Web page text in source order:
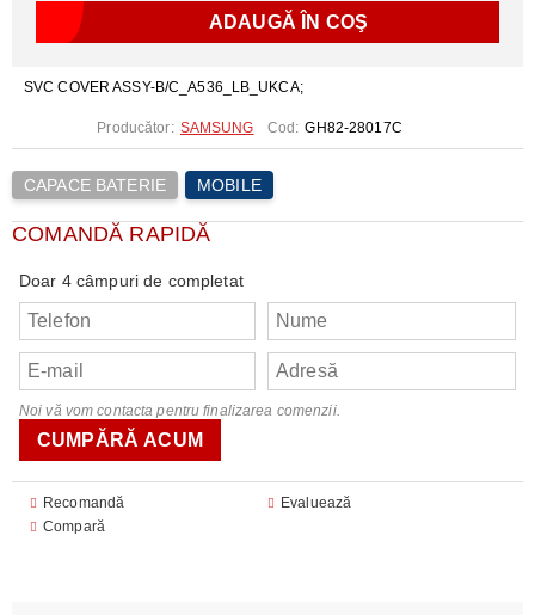
SVC COVER ASSY-B/C_A536_LB_UKCA;
Producător: SAMSUNG Cod: GH82-28017C
CAPACE BATERIE MOBILE
COMANDĂ RAPIDĂ
Doar 4 câmpuri de completat
Noi vă vom contacta pentru finalizarea comenzii.
Recomandă
Evaluează
Compară